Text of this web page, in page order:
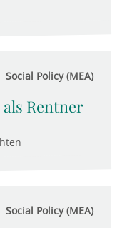
Social Policy (MEA)
Rentner
Social Policy (MEA)